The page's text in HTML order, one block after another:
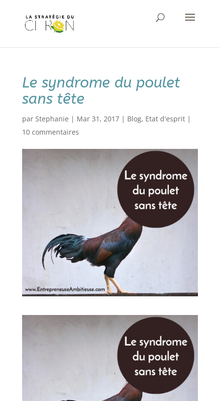
Le syndrome du poulet
sans tête
par Stephanie | Mar 31, 2017| Blog, Etat d'esprit|
10 commentaires